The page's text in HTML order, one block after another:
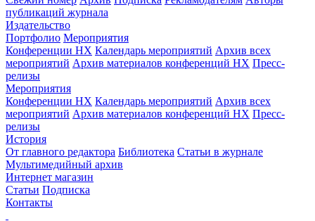
публикаций журнала
Издательство
Портфолио Мероприятия
Конференции НХ Календарь мероприятий Архив всех
мероприятий Архив материалов конференций НХ Пресс-
релизы
Мероприятия
Конференции НХ Календарь мероприятий Архив всех
мероприятий Архив материалов конференций НХ Пресс-
релизы
История
От главного редактора Библиотека Статьи в журнале
Мультимедийный архив
Интернет магазин
Статьи Подписка
Контакты